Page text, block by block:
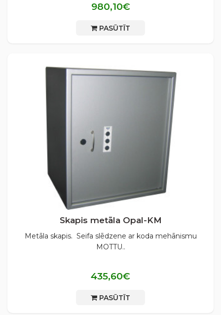
980,10€
PASŪTĪT
Skapis metāla Opal-KM
Metāla skapis. Seifa slēdzene ar koda mehānismu
MOTTU..
435,60€
PASŪTĪT